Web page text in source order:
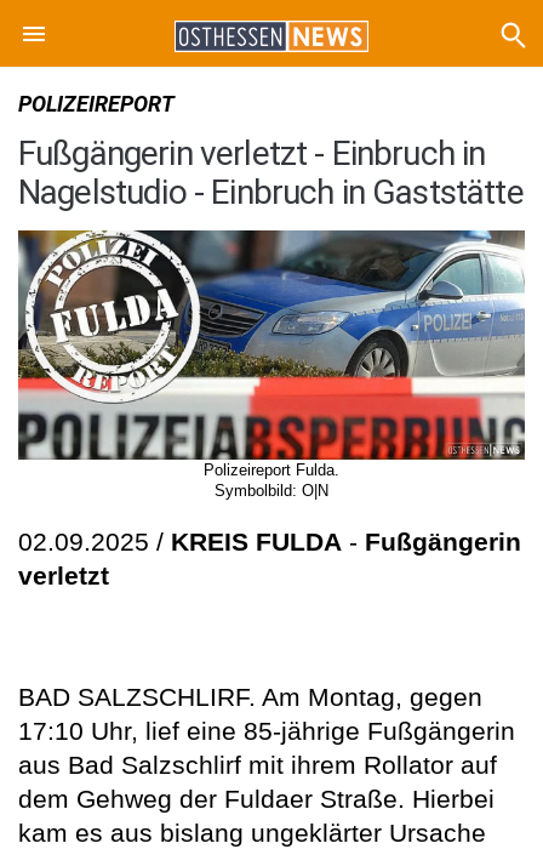
POLIZEIREPORT
Fußgängerin verletzt - Einbruch in
Nagelstudio - Einbruch in Gaststätte
Polizeireport Fulda.
Symbolbild: O|N
02.09.2025 / KREIS FULDA - Fußgängerin
verletzt
BAD SALZSCHLIRF. Am Montag, gegen
17:10 Uhr, lief eine 85-jährige Fußgängerin
aus Bad Salzschlirf mit ihrem Rollator auf
dem Gehweg der Fuldaer Straße. Hierbei
kam es aus bislang ungeklärter Ursache